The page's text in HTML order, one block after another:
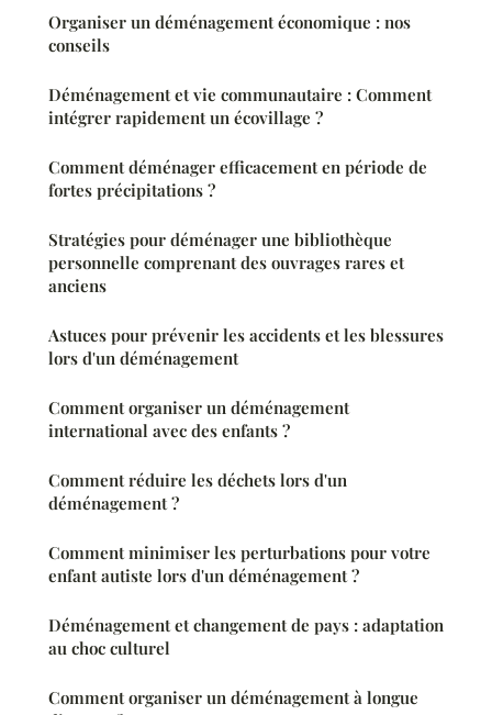
Organiser un déménagement économique : nos
conseils
Déménagement et vie communautaire : Comment
intégrer rapidement un écovillage ?
Comment déménager efficacement en période de
fortes précipitations ?
Stratégies pour déménager une bibliothèque
personnelle comprenant des ouvrages rares et
anciens
Astuces pour prévenir les accidents et les blessures
lors d'un déménagement
Comment organiser un déménagement
international avec des enfants ?
Comment réduire les déchets lors d'un
déménagement ?
Comment minimiser les perturbations pour votre
enfant autiste lors d'un déménagement ?
Déménagement et changement de pays : adaptation
au choc culturel
Comment organiser un déménagement à longue